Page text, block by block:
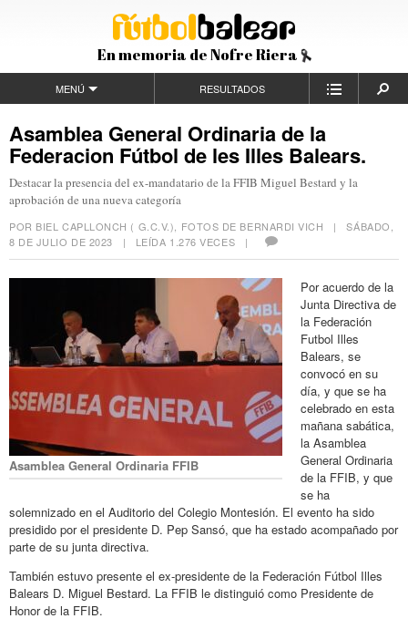
En memoria de Nofre Riera
MENÚ RESULTADOS
Asamblea General Ordinaria de la
Federacion Fútbol de les Illes Balears.
Destacar la presencia del ex-mandatario de la FFIB Miguel Bestard y la
aprobación de una nueva categoría
POR BIEL CAPLLONCH ( G.C.V.), FOTOS DE BERNARDI VICH |SÁBADO,
8 DE JULIO DE 2023 | LEÍDA 1.276 VECES |
Asamblea General Ordinaria FFIB
Por acuerdo de la
Junta Directiva de
la Federación
Futbol Illes
Balears, se
convocó en su
día, y que se ha
celebrado en esta
mañana sabática,
la Asamblea
General Ordinaria
de la FFIB, y que
se ha
solemnizado en el Auditorio del Colegio Montesión. El evento ha sido
presidido por el presidente D. Pep Sansó, que ha estado acompañado por
parte de su junta directiva.
También estuvo presente el ex-presidente de la Federación Fútbol Illes
Balears D. Miguel Bestard. La FFIB le distinguió como Presidente de
Honor de la FFIB.